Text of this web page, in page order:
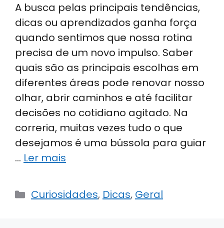
A busca pelas principais tendências,
dicas ou aprendizados ganha força
quando sentimos que nossa rotina
precisa de um novo impulso. Saber
quais são as principais escolhas em
diferentes áreas pode renovar nosso
olhar, abrir caminhos e até facilitar
decisões no cotidiano agitado. Na
correria, muitas vezes tudo o que
desejamos é uma bússola para guiar
… Ler mais
Categorias
Curiosidades, Dicas, Geral